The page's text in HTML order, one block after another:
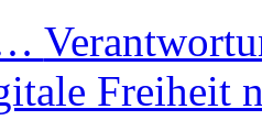
Freiheit